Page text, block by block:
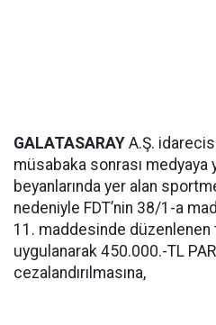
GALATASARAY A.Ş.
müsabaka sonrası medyaya
beyanlarında yer alan
nedeniyle FDT’nin 38/1-a
11. maddesinde
uygulanarak 450.000.-TL
cezalandırılmasına,